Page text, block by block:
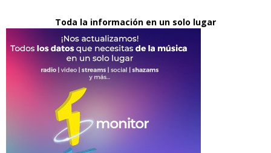
Toda la información en un solo lugar